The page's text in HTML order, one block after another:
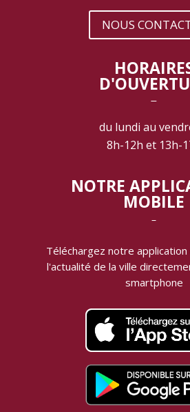
NOUS
‾
du lundi au
8h-12h et 13h-
NOTRE
MOBILE
‾
Téléchargez notre
l'actualité de la ville
smartphone